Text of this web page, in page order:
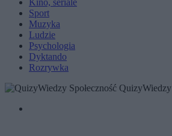
Sport
Muzyka
Ludzie
Psychologia
Dyktando
Rozrywka
Społeczność QuizyWiedzy